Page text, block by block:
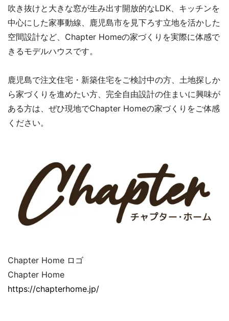
吹き抜けと大きな窓が生み出す開放的なLDK、キッチンを
中心にした家事動線、鹿児島市を見下ろす立地を活かした
空間設計など、Chapter Homeの家づくりを実際に体感で
きるモデルハウスです。
鹿児島で注文住宅・新築住宅をご検討中の方、土地探しか
ら家づくりを進めたい方、完全自由設計の住まいに興味が
ある方は、ぜひ現地でChapter Homeの家づくりをご体感
ください。
Chapter Home ロゴ
Chapter Home
https://chapterhome.jp/